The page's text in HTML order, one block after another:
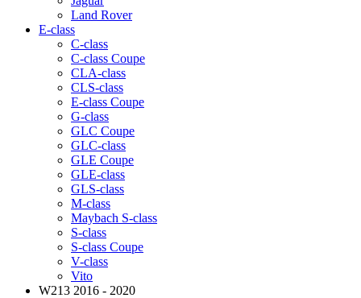
Land Rover
E-class
C-class
C-class Coupe
CLA-class
CLS-class
E-class Coupe
G-class
GLC Coupe
GLC-class
GLE Coupe
GLE-class
GLS-class
M-class
Maybach S-class
S-class
S-class Coupe
V-class
Vito
W213 2016 - 2020